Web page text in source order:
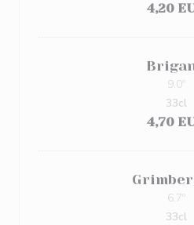
4,20
9.0º
4,70
33cl
6.7º
33cl